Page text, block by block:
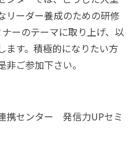
リーダー養成のための研修
ーのテーマに取り上げ、以
ます。積極的になりたい方
ご参加下さい。
携センター 発信力UPセミ